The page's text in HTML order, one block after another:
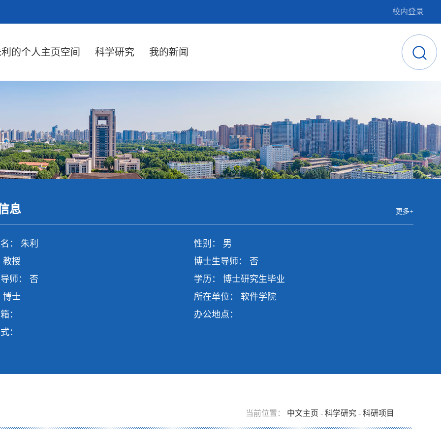
校内登录
的个人主页空间 科学研究 我的新闻
息 更多+
： 朱利
性别： 男
教授
博士生导师： 否
师： 否
学历： 博士研究生毕业
博士
所在单位： 软件学院
：
办公地点：
：
当前位置： 中文主页 - 科学研究 - 科研项目